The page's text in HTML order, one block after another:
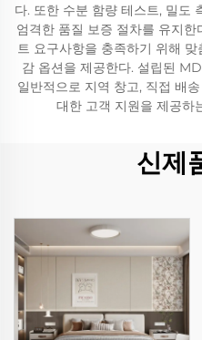
다. 또한 수분 함량 테스트, 밀도
엄격한 품질 보증 절차를 유지
트 요구사항을 충족하기 위해
감 옵션을 제공한다. 설립된
일반적으로 지역 창고, 직접 배
대한 고객 지원을 제공하
신제